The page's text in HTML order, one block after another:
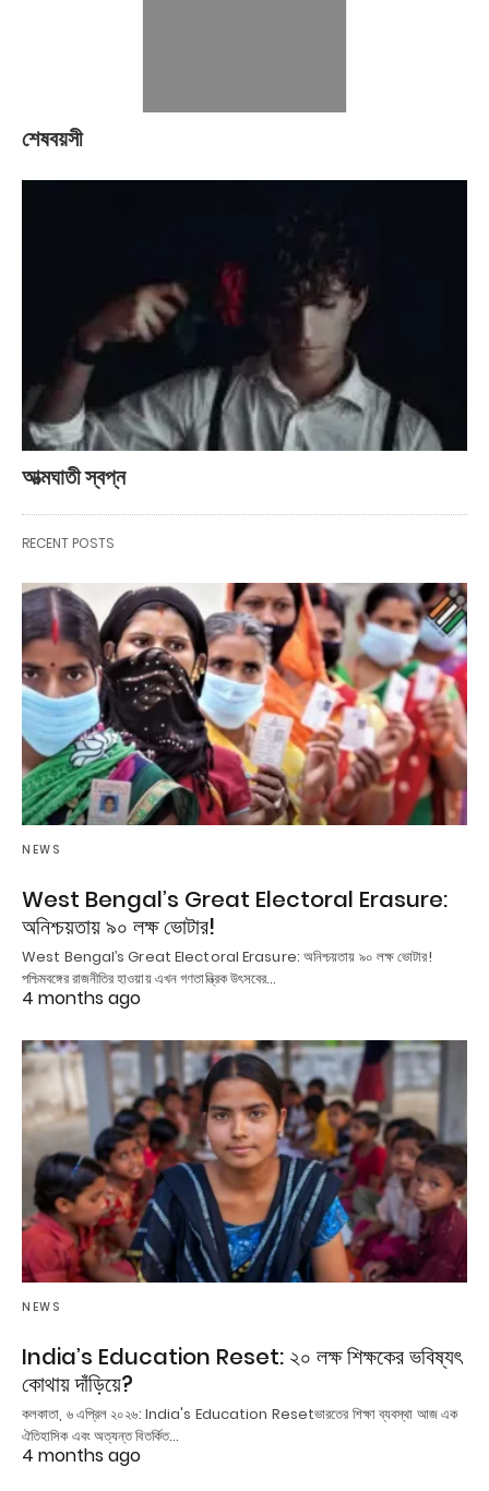
শেষবয়সী
আত্মঘাতী স্বপ্ন
RECENT POSTS
NEWS
West Bengal’s Great Electoral Erasure:
অনিশ্চয়তায় ৯০ লক্ষ ভোটার!
West Bengal’s Great Electoral Erasure: অনিশ্চয়তায় ৯০ লক্ষ ভোটার!
পশ্চিমবঙ্গের রাজনীতির হাওয়ায় এখন গণতান্ত্রিক উৎসবের…
4 months ago
NEWS
India’s Education Reset: ২০ লক্ষ শিক্ষকের ভবিষ্যৎ
কোথায় দাঁড়িয়ে?
কলকাতা, ৬ এপ্রিল ২০২৬: India's Education Resetভারতের শিক্ষা ব্যবস্থা আজ এক
ঐতিহাসিক এবং অত্যন্ত বিতর্কিত…
4 months ago